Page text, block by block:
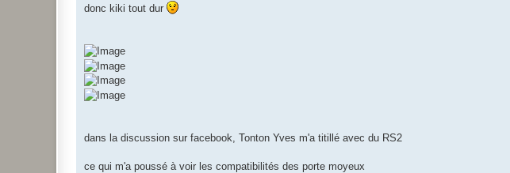
donc kiki tout dur
dans la discussion sur facebook, Tonton Yves m'a titillé avec du RS2
ce qui m'a poussé à voir les compatibilités des porte moyeux